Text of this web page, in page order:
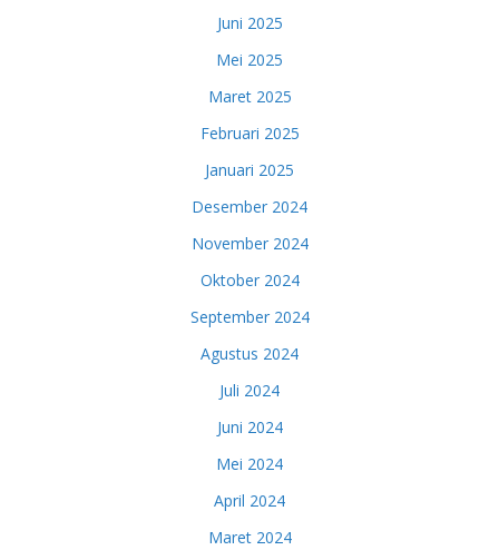
Juni 2025
Mei 2025
Maret 2025
Februari 2025
Januari 2025
Desember 2024
November 2024
Oktober 2024
September 2024
Agustus 2024
Juli 2024
Juni 2024
Mei 2024
April 2024
Maret 2024